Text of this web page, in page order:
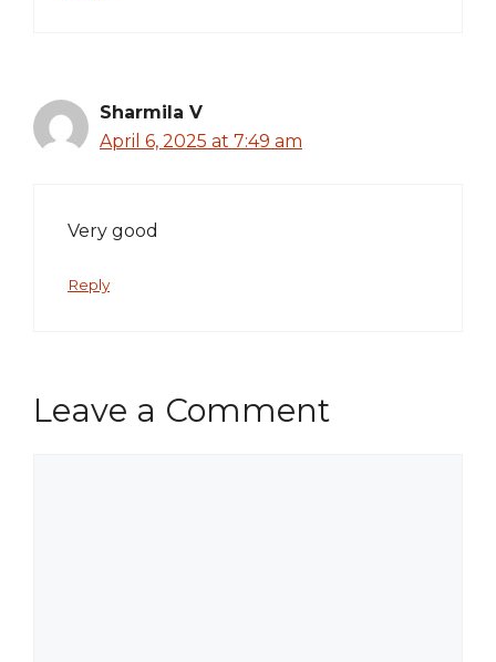
Sharmila V
April 6, 2025 at 7:49 am
Very good
Reply
Leave a Comment